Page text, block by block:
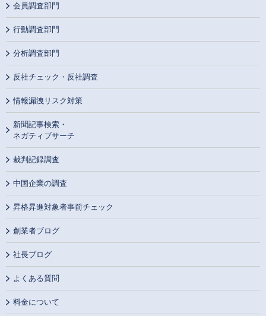
会員調査部門
行動調査部門
分析調査部門
反社チェック・反社調査
情報漏洩リスク対策
新聞記事検索・
ネガティブサーチ
裁判記録調査
中国企業の調査
昇格昇進対象者事前チェック
創業者ブログ
社長ブログ
よくある質問
料金について